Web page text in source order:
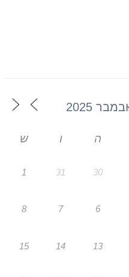
ה ו ש
30
31
1
6
7
8
13
14
15